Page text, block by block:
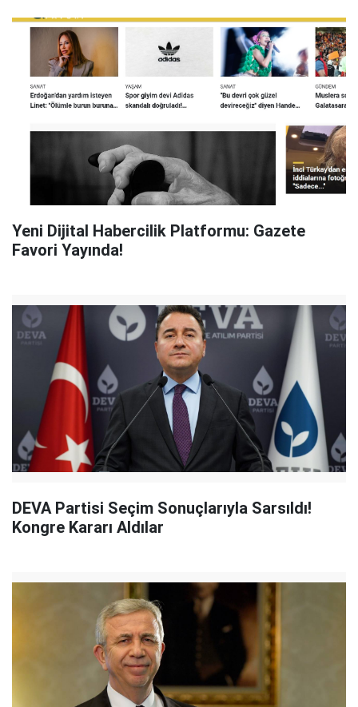
Yeni Dijital Habercilik Platformu: Gazete
Favori Yayında!
DEVA Partisi Seçim Sonuçlarıyla Sarsıldı!
Kongre Kararı Aldılar